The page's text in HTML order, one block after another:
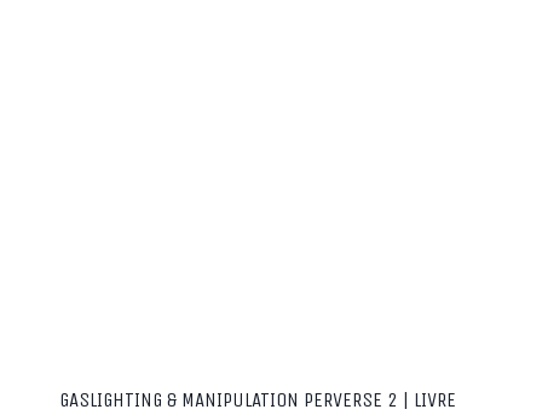
GASLIGHTING & MANIPULATION PERVERSE 2 | LIVRE